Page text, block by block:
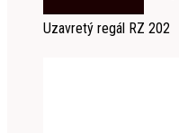
Uzavretý regál RZ 202